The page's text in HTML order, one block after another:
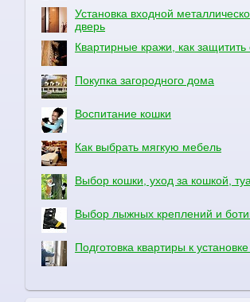
Установка входной
дверь
Квартирные кражи, как защитить
Покупка загородного дома
Воспитание кошки
Как выбрать мягкую мебель
Выбор кошки, уход за кошкой,
Выбор лыжных креплений и
Подготовка квартиры к